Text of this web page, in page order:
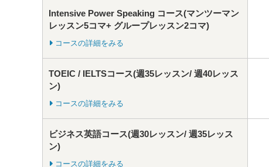
Intensive Power Speaking コース(マンツーマン
レッスン5コマ+ グループレッスン2コマ)
コースの詳細をみる
TOEIC / IELTSコース(週35レッスン/ 週40レッス
ン)
コースの詳細をみる
ビジネス英語コース(週30レッスン/ 週35レッス
ン)
コースの詳細をみる